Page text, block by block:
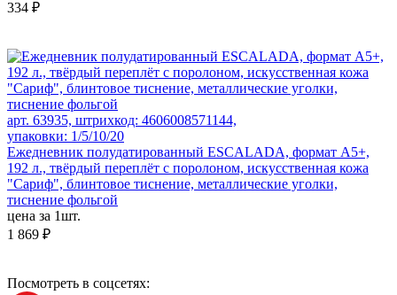
334 ₽
арт. 63935, штрихкод: 4606008571144,
упаковки: 1/5/10/20
Ежедневник полудатированный ESCALADA, формат А5+,
192 л., твёрдый переплёт с поролоном, искусственная кожа
"Сариф", блинтовое тиснение, металлические уголки,
тиснение фольгой
цена за 1шт.
1 869 ₽
Посмотреть в соцсетях: